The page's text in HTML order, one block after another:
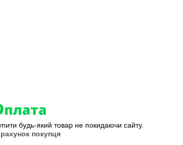
будь-який товар не покидаючи сайту.
покупця